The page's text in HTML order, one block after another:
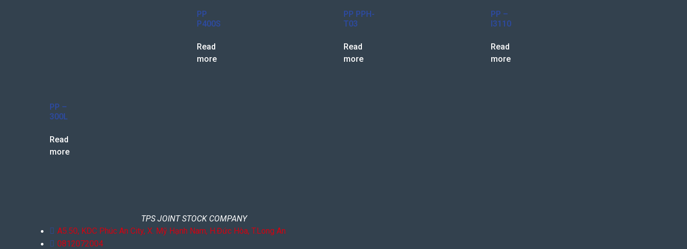
PP
P400S
Read
more
PP PPH-
T03
Read
more
PP –
I3110
Read
more
PP –
300L
Read
more
TPS JOINT STOCK COMPANY
A5.50, KDC Phúc An City, X. Mỹ Hạnh Nam, H.Đức Hòa, T.Long An
0812072004